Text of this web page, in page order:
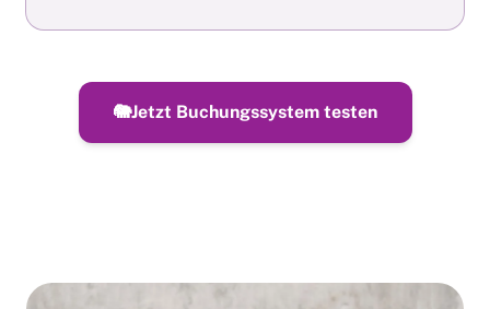
🐘Jetzt Buchungssystem testen